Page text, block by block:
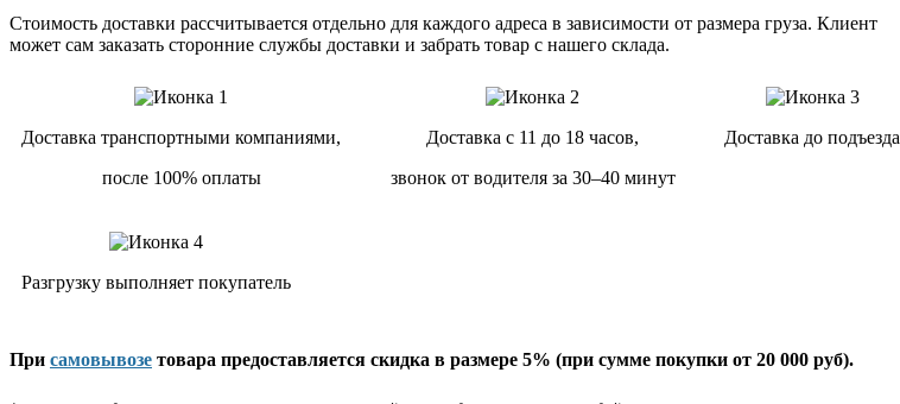
Стоимость доставки рассчитывается отдельно для каждого адреса в зависимости от размера груза. Клиент
может сам заказать сторонние службы доставки и забрать товар с нашего склада.
Доставка транспортными компаниями,
после 100% оплаты
Доставка с 11 до 18 часов,
звонок от водителя за 30–40 минут
Доставка до подъезда
Разгрузку выполняет покупатель
При самовывозе товара предоставляется скидка в размере 5% (при сумме покупки от 20 000 руб).